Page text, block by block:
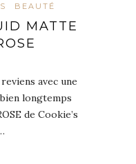
BEAUTÉ
MATTE
avec une
longtemps
de Cookie’s